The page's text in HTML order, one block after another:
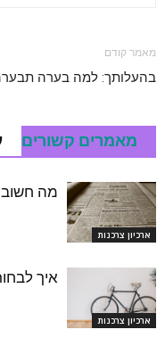
מאמר קודם
בהעלותך: למה בערה
מאמרים קשורים
ארכיון צרכנות
מה חשוב
ארכיון צרכנות
איך